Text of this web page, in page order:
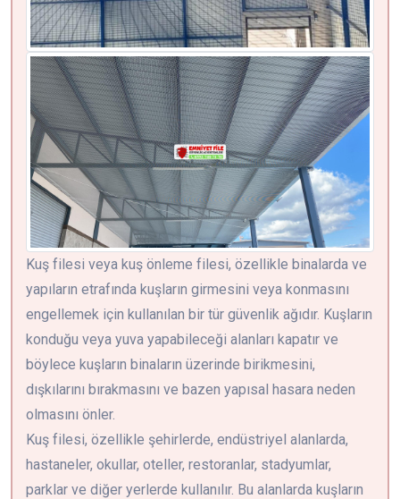
Kuş filesi veya kuş önleme filesi, özellikle binalarda ve
yapıların etrafında kuşların girmesini veya konmasını
engellemek için kullanılan bir tür güvenlik ağıdır. Kuşların
konduğu veya yuva yapabileceği alanları kapatır ve
böylece kuşların binaların üzerinde birikmesini,
dışkılarını bırakmasını ve bazen yapısal hasara neden
olmasını önler.
Kuş filesi, özellikle şehirlerde, endüstriyel alanlarda,
hastaneler, okullar, oteller, restoranlar, stadyumlar,
parklar ve diğer yerlerde kullanılır. Bu alanlarda kuşların